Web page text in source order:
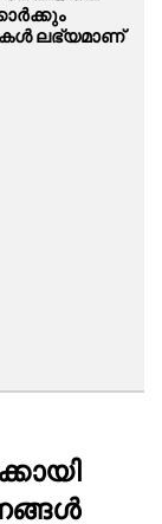
ലഭ്യമാണ്